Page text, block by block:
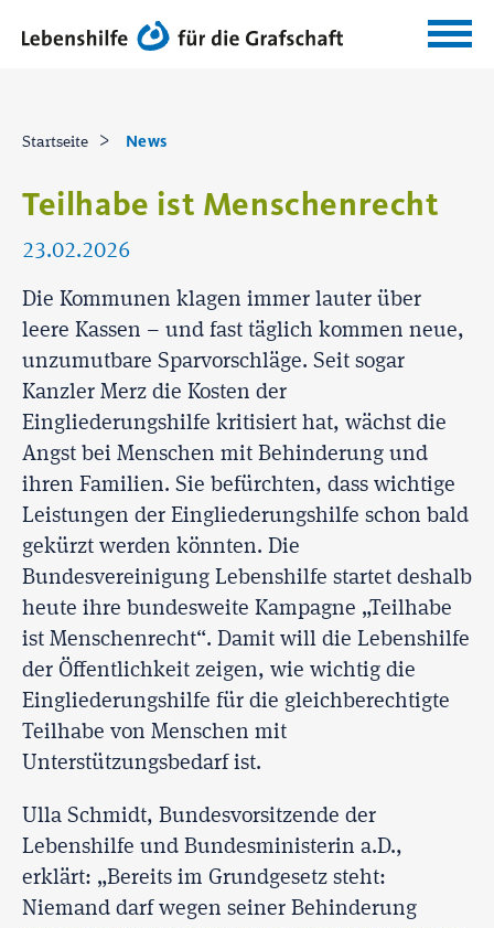
Startseite News
Teilhabe ist Menschenrecht
23.02.2026
Die Kommunen klagen immer lauter über
leere Kassen – und fast täglich kommen neue,
unzumutbare Sparvorschläge. Seit sogar
Kanzler Merz die Kosten der
Eingliederungshilfe kritisiert hat, wächst die
Angst bei Menschen mit Behinderung und
ihren Familien. Sie befürchten, dass wichtige
Leistungen der Eingliederungshilfe schon bald
gekürzt werden könnten. Die
Bundesvereinigung Lebenshilfe startet deshalb
heute ihre bundesweite Kampagne „Teilhabe
ist Menschenrecht“. Damit will die Lebenshilfe
der Öffentlichkeit zeigen, wie wichtig die
Eingliederungshilfe für die gleichberechtigte
Teilhabe von Menschen mit
Unterstützungsbedarf ist.
Ulla Schmidt, Bundesvorsitzende der
Lebenshilfe und Bundesministerin a.D.,
erklärt: „Bereits im Grundgesetz steht:
Niemand darf wegen seiner Behinderung